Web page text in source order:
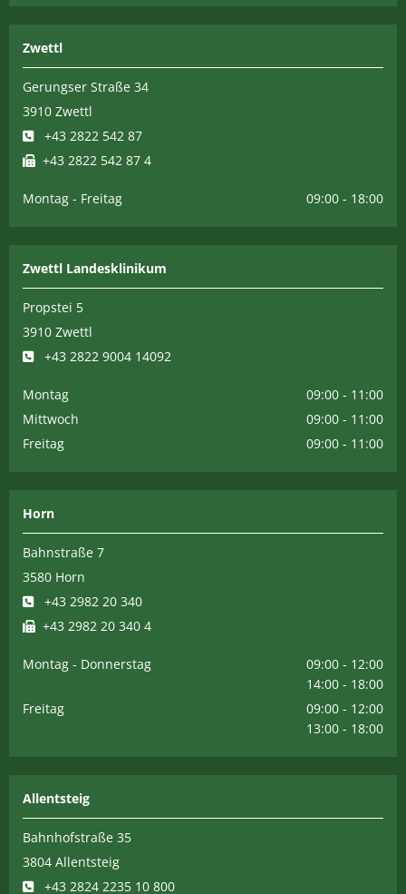
Zwettl
Gerungser Straße 34
3910 Zwettl
 +43 2822 542 87
 +43 2822 542 87 4
Montag - Freitag 09:00 - 18:00
Zwettl Landesklinikum
Propstei 5
3910 Zwettl
 +43 2822 9004 14092
Montag
09:00 - 11:00
Mittwoch
09:00 - 11:00
Freitag
09:00 - 11:00
Horn
Bahnstraße 7
3580 Horn
 +43 2982 20 340
 +43 2982 20 340 4
Montag - Donnerstag
09:00 - 12:00
14:00 - 18:00
Freitag
09:00 - 12:00
13:00 - 18:00
Allentsteig
Bahnhofstraße 35
3804 Allentsteig
 +43 2824 2235 10 800